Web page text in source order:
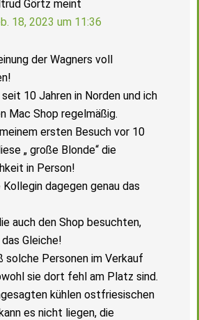
Görtz meint
18, 2023 um 11:36
der Wagners voll
10 Jahren in Norden und ich
Mac Shop regelmäßig.
ersten Besuch vor 10
„ große Blonde“ die
in Person!
Kollegin dagegen genau das
auch den Shop besuchten,
Gleiche!
solche Personen im Verkauf
sie dort fehl am Platz sind.
kühlen ostfriesischen
es nicht liegen, die